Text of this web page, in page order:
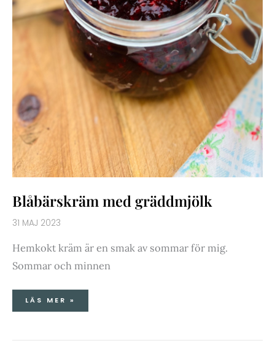
Blåbärskräm med gräddmjölk
31 MAJ 2023
Hemkokt kräm är en smak av sommar för mig.
Sommar och minnen
LÄS MER »